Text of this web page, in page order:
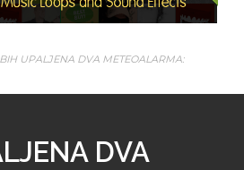
UPALJENA DVA METEOALARMA:
DVA